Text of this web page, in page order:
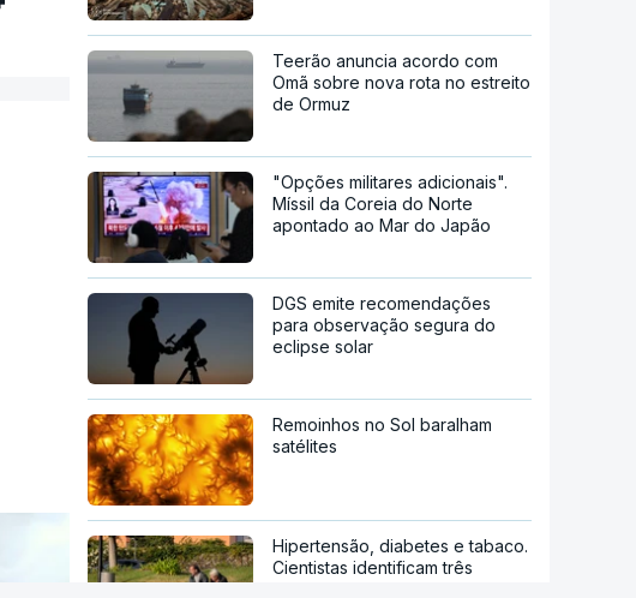
Teerão anuncia acordo com
Omã sobre nova rota no estreito
de Ormuz
"Opções militares adicionais".
Míssil da Coreia do Norte
apontado ao Mar do Japão
DGS emite recomendações
para observação segura do
eclipse solar
Remoinhos no Sol baralham
satélites
Hipertensão, diabetes e tabaco.
Cientistas identificam três